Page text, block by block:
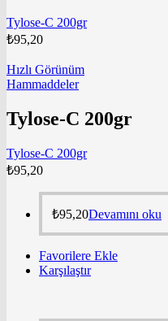
Tylose-C 200gr
₺95,20
Hızlı Görünüm
Hammaddeler
Tylose-C 200gr
Tylose-C 200gr
₺95,20
₺95,20Devamını oku
Favorilere Ekle
Karşılaştır